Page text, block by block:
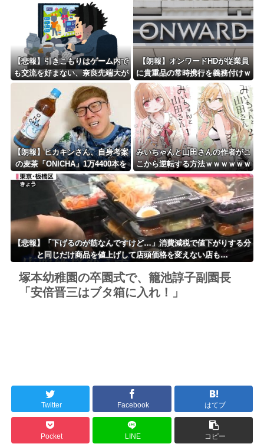
【悲報】引きこもりはゲーム内で
も交流を好まない、奈良先端大が
587人調査 「ゲームで社会復
帰」に落とし穴？
【朗報】オンワードHDが従業員
に貴重品の常時携行を義務付けｗ
ｗｗｗｗｗｗｗｗｗｗｗｗ
【朗報】ヒカキンさん、自身考案
の麦茶「ONICHA」1万4400本を
熊本県に発送ｗｗｗｗｗｗｗ
みいちゃんと山田さんの作者がこ
こから逆転する方法ｗｗｗｗｗｗ
ｗｗｗｗｗｗｗｗ
【悲報】「下げるのが筋なんですけど…」消費減税で値下がりする分
と同じだけ商品を値上げして店頭価格を変えない店も…
塚本幼稚園の卒園式で、籠池諄子副園長
「安倍晋三はブタ箱に入れ！」
Twitter Facebook はてブ
Pocket LINE コピー